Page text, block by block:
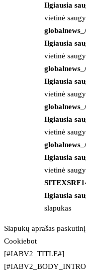
Ilgiausia
vietinė
Ilgiausia
vietinė
Ilgiausia
vietinė
Ilgiausia
vietinė
Ilgiausia
vietinė
Ilgiausia
slapukas
Slapukų aprašas
Cookiebot
[#IABV2_TITLE#]